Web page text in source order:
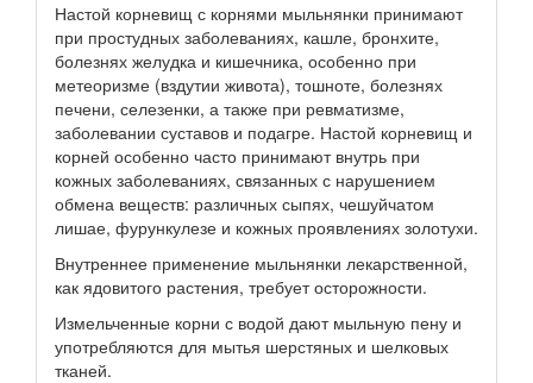
Настой корневищ с корнями мыльнянки принимают
при простудных заболеваниях, кашле, бронхите,
болезнях желудка и кишечника, особенно при
метеоризме (вздутии живота), тошноте, болезнях
печени, селезенки, а также при ревматизме,
заболевании суставов и подагре. Настой корневищ и
корней особенно часто принимают внутрь при
кожных заболеваниях, связанных с нарушением
обмена веществ: различных сыпях, чешуйчатом
лишае, фурункулезе и кожных проявлениях золотухи.
Внутреннее применение мыльнянки лекарственной,
как ядовитого растения, требует осторожности.
Измельченные корни с водой дают мыльную пену и
употребляются для мытья шерстяных и шелковых
тканей.